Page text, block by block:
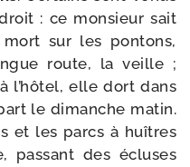
: ce mon­sieur sait
sur les pon­tons,
route, la veille ;
l’hô­tel, elle dort dans
le dimanche matin.
et les parcs à huîtres
pas­sant des écluses